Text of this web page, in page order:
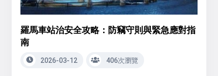
羅馬車站治安全攻略：防竊守則與緊急應對指
南
2026-03-12 406次瀏覽